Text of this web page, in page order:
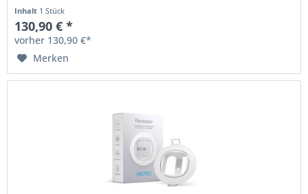
Inhalt 1 Stück
130,90 € *
vorher 130,90 €*
Merken